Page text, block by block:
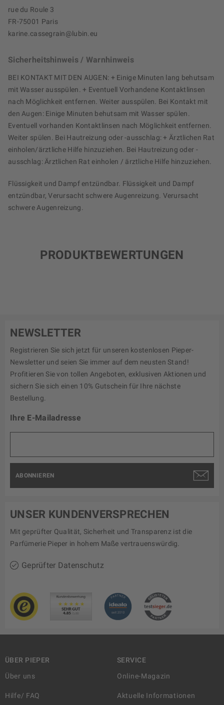
rue du Roule 3
FR-75001 Paris
karine.cassegrain@lubin.eu
Sicherheitshinweis / Warnhinweis
BEI KONTAKT MIT DEN AUGEN: + Einige Minuten lang behutsam
mit Wasser ausspülen. + Eventuell Vorhandene Kontaktlinsen
nach Möglichkeit entfernen. Weiter ausspülen. Bei Kontakt mit
den Augen: Einige Minuten behutsam mit Wasser spülen.
Eventuell vorhanden Kontaktlinsen nach Möglichkeit entfernen.
Weiter spülen. Bei Hautreizung oder -ausschlag: + Ärztlichen Rat
einholen/ärztliche Hilfe hinzuziehen. Bei Hautreizung oder -
ausschlag: Ärztlichen Rat einholen / ärztliche Hilfe hinzuziehen.
Flüssigkeit und Dampf entzündbar. Flüssigkeit und Dampf
entzündbar, Verursacht schwere Augenreizung. Verursacht
schwere Augenreizung.
PRODUKTBEWERTUNGEN
NEWSLETTER
Registrieren Sie sich jetzt für unseren kostenlosen Pieper-
Newsletter und seien Sie immer auf dem neusten Stand!
Profitieren Sie von tollen Angeboten, exklusiven Aktionen und
sichern Sie sich einen 10% Gutschein für Ihre nächste
Bestellung.
Ihre E-Mailadresse
ABONNIEREN
UNSER KUNDENVERSPRECHEN
Mit geprüfter Qualität, Sicherheit und Transparenz ist die
Parfümerie Pieper in hohem Maße vertrauenswürdig.
Geprüfter Datenschutz
ÜBER PIEPER
Über uns
Hilfe/ FAQ
SERVICE
Online-Magazin
Aktuelle Informationen